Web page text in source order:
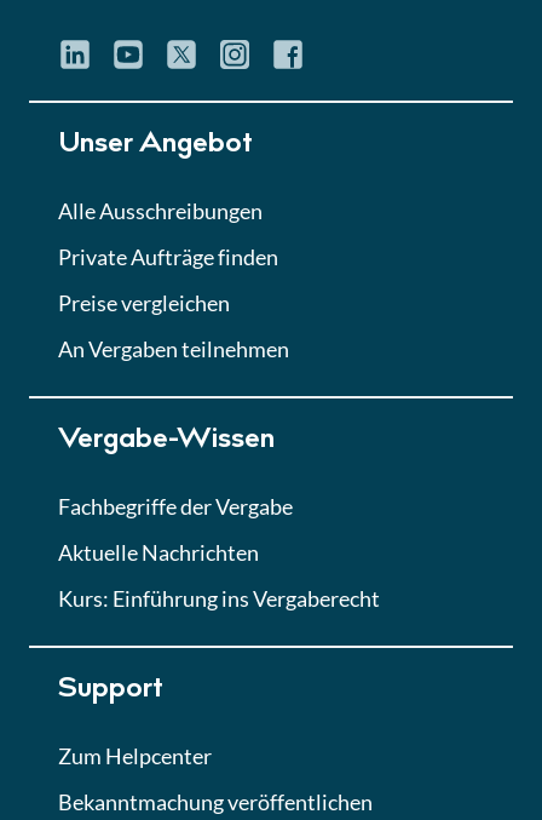
Quiz
Eignung im Vergabeverfahren
Lektion 6
Abgabe von Angeboten
Lektion
Lektion 7
Finales Quiz
Unser Angebot
Alle Ausschreibungen
Private Aufträge finden
Preise vergleichen
An Vergaben teilnehmen
Vergabe-Wissen
Fachbegriffe der Vergabe
Aktuelle Nachrichten
Kurs: Einführung ins Vergaberecht
Support
Zum Helpcenter
Bekanntmachung veröffentlichen